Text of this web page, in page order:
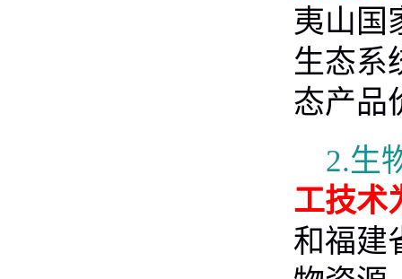
夷山国
生态系
态产品
2.生
工技术
和福建